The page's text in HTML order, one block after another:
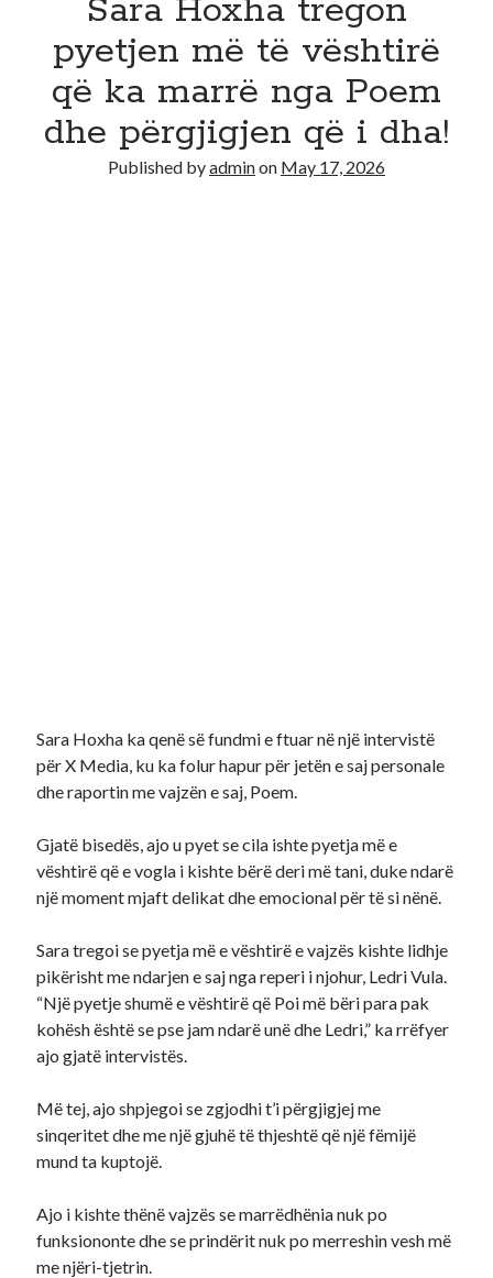
Sara Hoxha tregon
pyetjen më të vështirë
që ka marrë nga Poem
dhe përgjigjen që i dha!
Published byadminon May 17, 2026
Sara Hoxha ka qenë së fundmi e ftuar në një intervistë
për X Media, ku ka folur hapur për jetën e saj personale
dhe raportin me vajzën e saj, Poem.
Gjatë bisedës, ajo u pyet se cila ishte pyetja më e
vështirë që e vogla i kishte bërë deri më tani, duke ndarë
një moment mjaft delikat dhe emocional për të si nënë.
Sara tregoi se pyetja më e vështirë e vajzës kishte lidhje
pikërisht me ndarjen e saj nga reperi i njohur, Ledri Vula.
“Një pyetje shumë e vështirë që Poi më bëri para pak
kohësh është se pse jam ndarë unë dhe Ledri,” ka rrëfyer
ajo gjatë intervistës.
Më tej, ajo shpjegoi se zgjodhi t’i përgjigjej me
sinqeritet dhe me një gjuhë të thjeshtë që një fëmijë
mund ta kuptojë.
Ajo i kishte thënë vajzës se marrëdhënia nuk po
funksiononte dhe se prindërit nuk po merreshin vesh më
me njëri-tjetrin.